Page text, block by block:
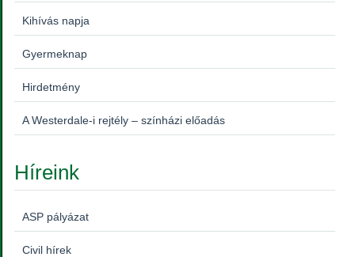
Kihívás napja
Gyermeknap
Hirdetmény
A Westerdale-i rejtély – színházi előadás
Híreink
ASP pályázat
Civil hírek